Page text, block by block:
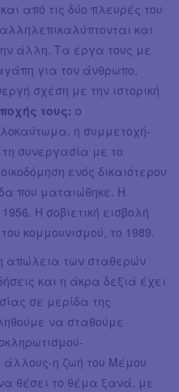
από τις δύο πλευρές του
και
άλλη. Τα έργα τους με
για τον άνθρωπο,
σχέση με την ιστορική
τους: ο
η συμμετοχή-
συνεργασία με το
ενός δικαιότερου
που ματαιώθηκε. Η
Η σοβιετική εισβολή
κομμουνισμού, το 1989.
απώλεια των σταθερών
και η άκρα δεξιά έχει
σε μερίδα της
να σταθούμε
άλλους-η ζωή του Μέμου
θέσει το θέμα ξανά, με